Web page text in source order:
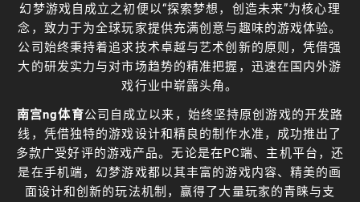
幻梦游戏自成立之初便以“探索梦想，创造未来”为核心理
念，致力于为全球玩家提供充满创意与趣味的游戏体验。
公司始终秉持着追求技术卓越与艺术创新的原则，凭借强
大的研发实力与对市场趋势的精准把握，迅速在国内外游
戏行业中崭露头角。
南宫ng体育公司自成立以来，始终坚持原创游戏的开发路
线，凭借独特的游戏设计和精良的制作水准，成功推出了
多款广受好评的游戏产品。无论是在PC端、主机平台，还
是在手机端，幻梦游戏都以其丰富的游戏内容、精美的画
面设计和创新的玩法机制，赢得了大量玩家的青睐与支